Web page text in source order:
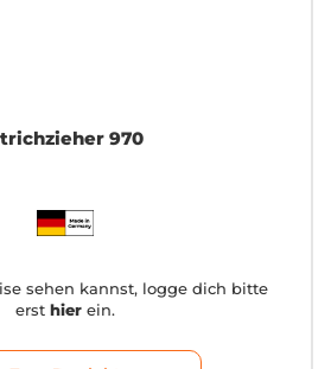
970
sehen kannst, logge dich bitte
erst hier ein.